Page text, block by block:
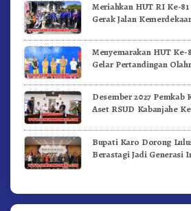
Meriahkan HUT RI Ke-
Gerak Jalan
Menyemarakan HUT Ke-
Gelar Pertandingan
Desember 2027 Pemkab
Aset RSUD Kabanjahe
Bupati Karo Dorong
Berastagi Jadi Generasi